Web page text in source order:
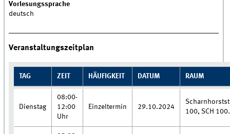
Vorlesungssprache
deutsch
Veranstaltungszeitplan
TAG ZEIT HÄUFIGKEIT DATUM RAUM
Dienstag
08:00-
12:00
Uhr
Einzeltermin 29.10.2024
100, SCH